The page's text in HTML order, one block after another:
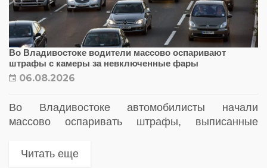
Во Владивостоке водители массово оспаривают
штрафы с камеры за невключенные фары
06.08.2026
Во Владивостоке автомобилисты начали
массово оспаривать штрафы, выписанные
Некрасовском путепроводе
Читать еще